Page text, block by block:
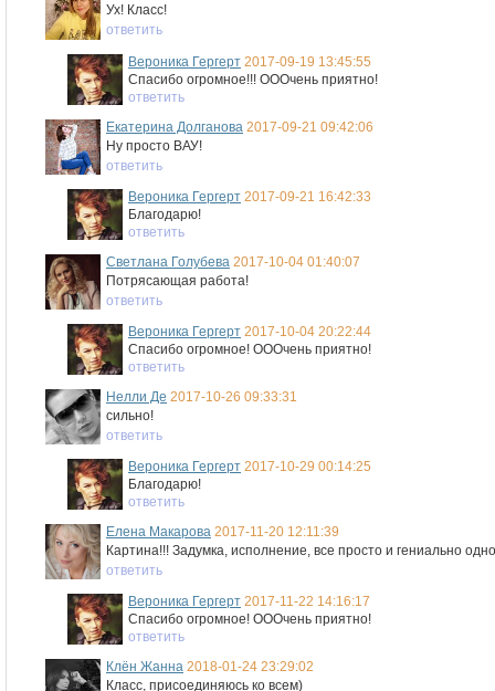
Ух! Класс!
ответить
Вероника Гергерт 2017-09-19 13:45:55
Спасибо огромное!!! ОООчень приятно!
ответить
Екатерина Долганова 2017-09-21 09:42:06
Ну просто ВАУ!
ответить
Вероника Гергерт 2017-09-21 16:42:33
Благодарю!
ответить
Светлана Голубева 2017-10-04 01:40:07
Потрясающая работа!
ответить
Вероника Гергерт 2017-10-04 20:22:44
Спасибо огромное! ОООчень приятно!
ответить
Нелли Де 2017-10-26 09:33:31
сильно!
ответить
Вероника Гергерт 2017-10-29 00:14:25
Благодарю!
ответить
Елена Макарова 2017-11-20 12:11:39
Картина!!! Задумка, исполнение, все просто и гениально
ответить
Вероника Гергерт 2017-11-22 14:16:17
Спасибо огромное! ОООчень приятно!
ответить
Клён Жанна 2018-01-24 23:29:02
Класс, присоединяюсь ко всем)